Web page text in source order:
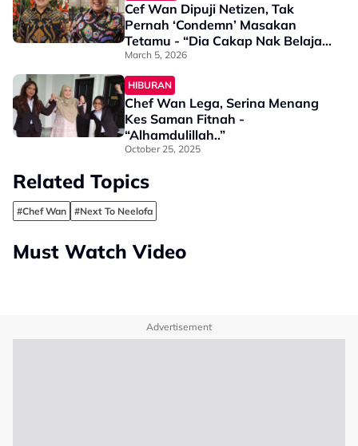
Cef Wan Dipuji Netizen, Tak
Pernah ‘Condemn’ Masakan
Tetamu - “Dia Cakap Nak Belajar
Juga…”
March 5, 2026
HIBURAN
Chef Wan Lega, Serina Menang
Kes Saman Fitnah -
“Alhamdulillah..”
October 25, 2025
Related Topics
#Chef Wan #Next To Neelofa
Must Watch Video
Advertisement